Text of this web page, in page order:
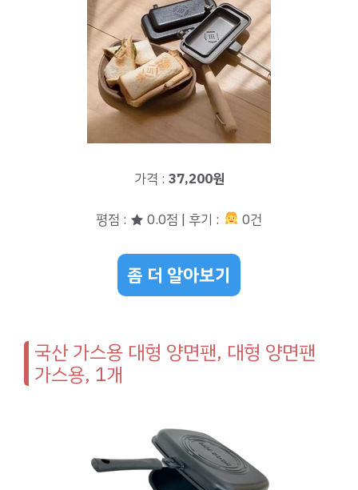
가격 : 37,200원
평점 : ★ 0.0점 | 후기 : 0건
좀 더 알아보기
국산 가스용 대형 양면팬, 대형 양면팬
가스용, 1개